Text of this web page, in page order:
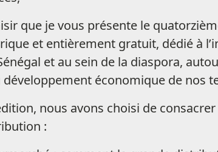
que je vous présente le
et entièrement gratuit, dédié à
et au sein de la diaspora,
économique de nos
nous avons choisi de
: